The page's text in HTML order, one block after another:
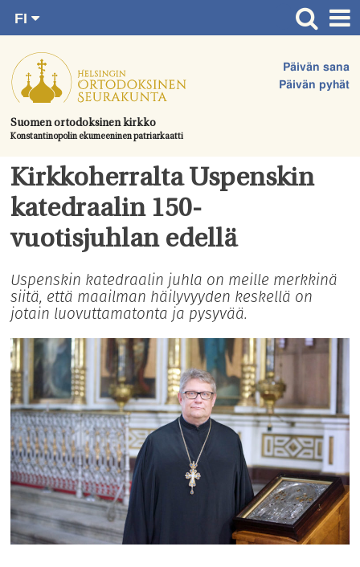
suoraan
sisältöön.
Suomen ortodoksinen kirkko
Konstantinopolin ekumeeninen patriarkaatti
Päivän sana
Päivän pyhät
FI
SV
EN
UA
Etusivu
Ajankohtaista
Juhlat & toimitukset
Kirkot
Apua & tukea
Tule mukaan
Yhteystiedot
Kirkkoherralta Uspenskin
katedraalin 150-
vuotisjuhlan edellä
Uspenskin katedraalin juhla on meille merkkinä
siitä, että maailman häilyvyyden keskellä on
jotain luovuttamatonta ja pysyvää.